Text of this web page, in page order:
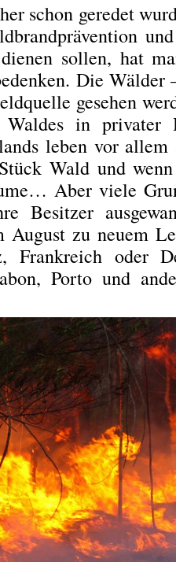
schon geredet
sollen, hat
Die
gesehen
in privater
leben vor
Wald und
Aber viele
Besitzer
August zu neuem
Frankreich oder
Porto und